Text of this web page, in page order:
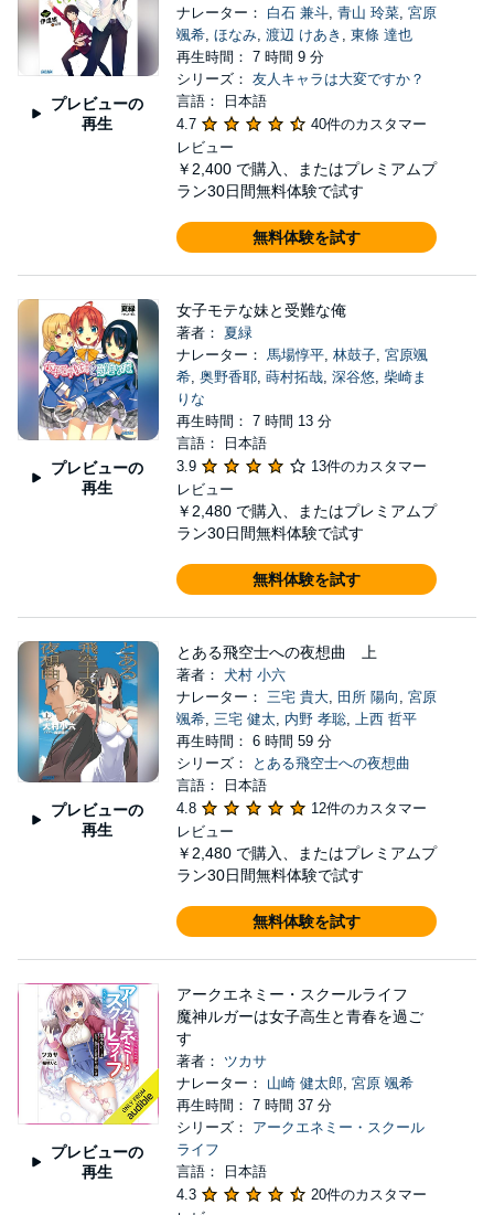
プレビューの
再生
ナレーター： 白石 兼斗, 青山 玲菜, 宮原
颯希, ほなみ, 渡辺 けあき , 東條 達也
再生時間： 7 時間 9 分
シリーズ： 友人キャラは大変ですか？
言語： 日本語
4.7
40件のカスタマー
レビュー
￥2,400 で購入、またはプレミアムプ
ラン30日間無料体験で試す
無料体験を試す
プレビューの
再生
女子モテな妹と受難な俺
著者： 夏緑
ナレーター： 馬場惇平, 林鼓子, 宮原颯
希, 奥野香耶, 蒔村拓哉, 深谷悠, 柴崎ま
りな
再生時間： 7 時間 13 分
言語： 日本語
3.9
13件のカスタマー
レビュー
￥2,480 で購入、またはプレミアムプ
ラン30日間無料体験で試す
無料体験を試す
プレビューの
再生
とある飛空士への夜想曲 上
著者： 犬村 小六
ナレーター： 三宅 貴大, 田所 陽向 , 宮原
颯希, 三宅 健太, 内野 孝聡, 上西 哲平
再生時間： 6 時間 59 分
シリーズ：
とある飛空士への夜想曲
言語： 日本語
4.8
12件のカスタマー
レビュー
￥2,480 で購入、またはプレミアムプ
ラン30日間無料体験で試す
無料体験を試す
プレビューの
再生
アークエネミー・スクールライフ
魔神ルガーは女子高生と青春を過ご
す
著者： ツカサ
ナレーター： 山崎 健太郎, 宮原 颯希
再生時間： 7 時間 37 分
シリーズ： アークエネミー・スクール
ライフ
言語： 日本語
4.3
20件のカスタマー